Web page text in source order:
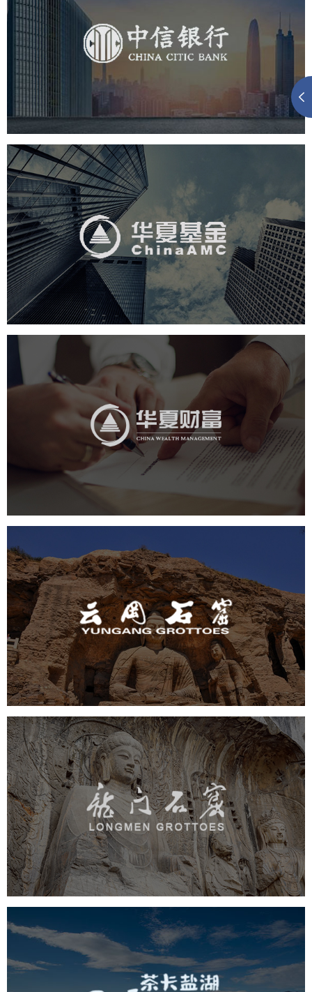
金融保险 银行
华夏基金
金融保险 基金 社区网站 网页设计
业务系统
互动营销
华夏财富
金融保险 网页设计 业务系统
云冈石窟
旅游休闲 景区网站建设 品牌官网
网页设计
景区
龙门石窟
旅游休闲 景区网站建设 品牌官网 网页设计
茶卡盐湖